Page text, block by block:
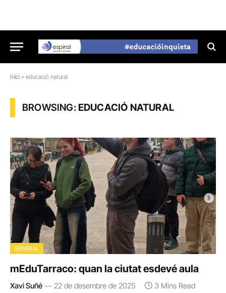
Inici » educació natural
BROWSING:EDUCACIÓ NATURAL
GENERAL
mEduTarraco: quan la ciutat esdevé aula
Xavi Suñé 22 de desembre de 2025 3 Mins Read